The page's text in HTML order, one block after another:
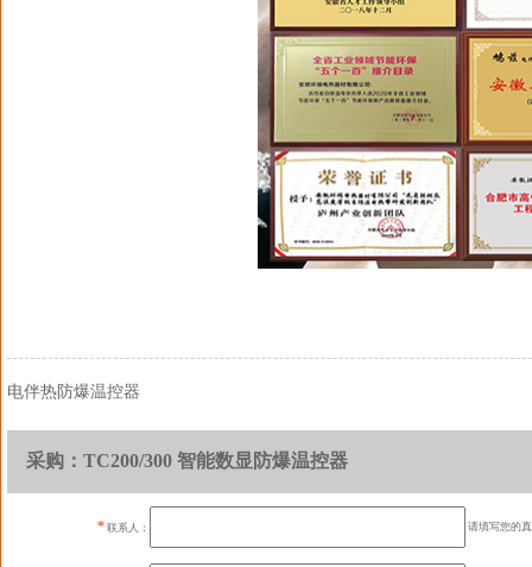
电伴热防爆温控器
采购：TC200/300 智能数显防爆温控器
* 联系人： 请填写您的